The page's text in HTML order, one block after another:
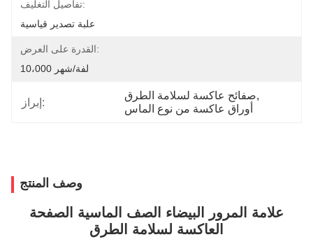
تفاصيل التغليف:
علبة تصدير قياسية
القدرة على العرض:
10،000 لفة/شهر
إبراز:
صفائح عاكسة لسلامة الطرق,
أوراق عاكسة من نوع الماس
وصف المنتج
علامة المرور البيضاء الصف الماسية الصفحة
العاكسة لسلامة الطرق